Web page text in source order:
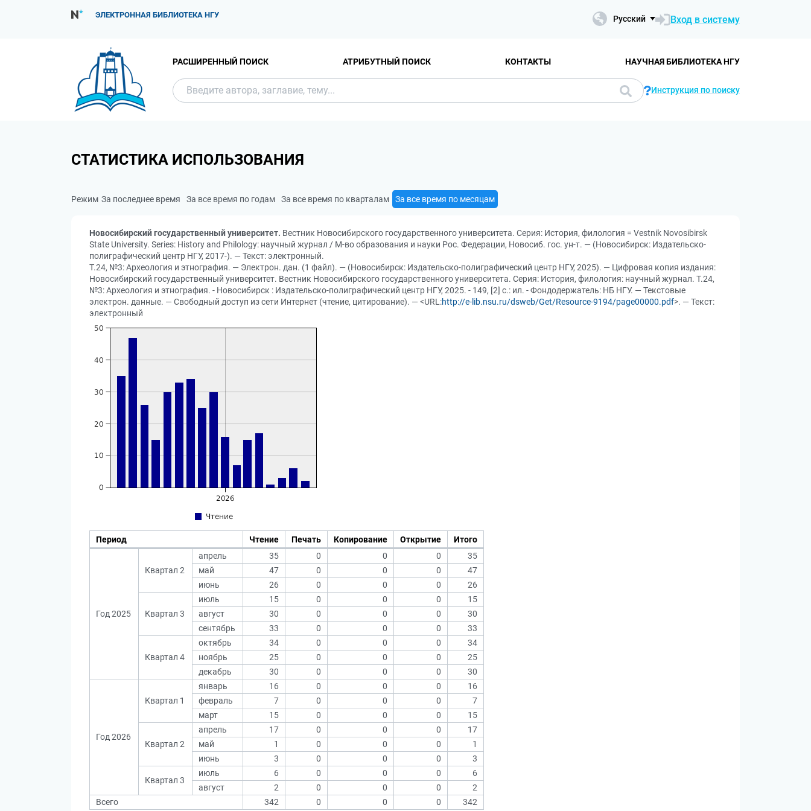
ЭЛЕКТРОННАЯ БИБЛИОТЕКА НГУ Русский Вход в систему
РАСШИРЕННЫЙ ПОИСК АТРИБУТНЫЙ ПОИСК КОНТАКТЫ НАУЧНАЯ БИБЛИОТЕКА НГУ
Инструкция по поиску
СТАТИСТИКА ИСПОЛЬЗОВАНИЯ
Режим За последнее время За все время по годам За все время по кварталам За все время по месяцам
Новосибирский государственный университет. Вестник Новосибирского государственного университета. Серия: История, филология = Vestnik Novosibirsk
State University. Series: History and Philology: научный журнал / М-во образования и науки Рос. Федерации, Новосиб. гос. ун-т. — (Новосибирск: Издательско-
полиграфический центр НГУ, 2017-). — Текст: электронный.
Т.24, №3: Археология и этнография. — Электрон. дан. (1 файл). — (Новосибирск: Издательско-полиграфический центр НГУ, 2025). — Цифровая копия издания:
Новосибирский государственный университет. Вестник Новосибирского государственного университета. Серия: История, филология: научный журнал. Т.24,
№3: Археология и этнография. - Новосибирск : Издательско-полиграфический центр НГУ, 2025. - 149, [2] с.: ил. - Фондодержатель: НБ НГУ. — Текстовые
электрон. данные. — Свободный доступ из сети Интернет (чтение, цитирование). — <URL:http://e-lib.nsu.ru/dsweb/Get/Resource-9194/page00000.pdf>. — Текст:
электронный
Период Чтение Печать Копирование Открытие Итого
Год 2025
Квартал 2
апрель 35 0 0 0
35
май
47 0 0 0
47
июнь
26 0 0 0 26
Квартал 3
июль 15 0 0 0
15
август
30 0 0 0
30
сентябрь
33 0 0 0 33
Квартал 4
октябрь 34 0 0 0
34
ноябрь
25 0 0 0
25
декабрь
30 0 0 0 30
Год 2026
Квартал 1
январь 16 0 0 0
16
февраль
7 0 0 0
7
март
15 0 0 0 15
Квартал 2
апрель 17 0 0 0
17
май
1 0 0 0
1
июнь
3 0 0 0 3
Квартал 3
июль 6 0 0 0
6
август
2 0 0 0
2
Всего
342 0 0 0 342